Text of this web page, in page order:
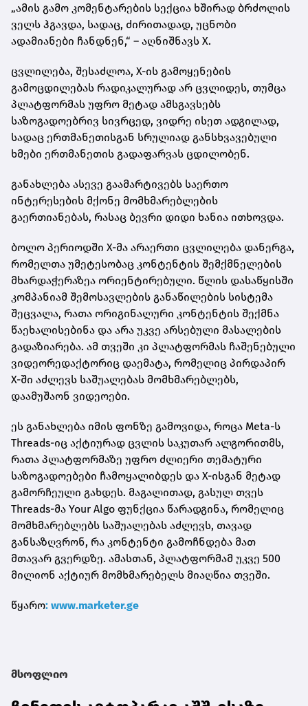
„ამის გამო კომენტარების სექცია ხშირად ბრძოლის
ველს ჰგავდა, სადაც, ძირითადად, უცნობი
ადამიანები ჩანდნენ,“ – აღნიშნავს X.
ცვლილება, შესაძლოა, X-ის გამოყენების
გამოცდილებას რადიკალურად არ ცვლიდეს, თუმცა
პლატფორმას უფრო მეტად ამსგავსებს
საზოგადოებრივ სივრცედ, ვიდრე ისეთ ადგილად,
სადაც ერთმანეთისგან სრულიად განსხვავებული
ხმები ერთმანეთის გადაფარვას ცდილობენ.
განახლება ასევე გაამარტივებს საერთო
ინტერესების მქონე მომხმარებლების
გაერთიანებას, რასაც ბევრი დიდი ხანია ითხოვდა.
ბოლო პერიოდში X-მა არაერთი ცვლილება დანერგა,
რომელთა უმეტესობაც კონტენტის შემქმნელების
მხარდაჭერაზეა ორიენტირებული. წლის დასაწყისში
კომპანიამ შემოსავლების განაწილების სისტემა
შეცვალა, რათა ორიგინალური კონტენტის შექმნა
წაეხალისებინა და არა უკვე არსებული მასალების
გადაზიარება. ამ თვეში კი პლატფორმას ჩაშენებული
ვიდეორედაქტორიც დაემატა, რომელიც პირდაპირ
X-ში აძლევს საშუალებას მომხმარებლებს,
დაამუშაონ ვიდეოები.
ეს განახლება იმის ფონზე გამოვიდა, როცა Meta-ს
Threads-იც აქტიურად ცვლის საკუთარ ალგორითმს,
რათა პლატფორმაზე უფრო ძლიერი თემატური
საზოგადოებები ჩამოყალიბდეს და X-ისგან მეტად
გამორჩეული გახდეს. მაგალითად, გასულ თვეს
Threads-მა Your Algo ფუნქცია წარადგინა, რომელიც
მომხმარებლებს საშუალებას აძლევს, თავად
განსაზღვრონ, რა კონტენტი გამოჩნდება მათ
მთავარ გვერდზე. ამასთან, პლატფორმამ უკვე 500
მილიონ აქტიურ მომხმარებელს მიაღწია თვეში.
წყარო: www.marketer.ge
მსოფლიო